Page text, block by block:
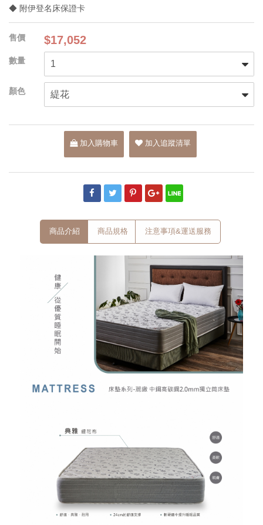
◆ 附伊登名床保證卡
$17,052
加入購物車 加入追蹤清單
商品介紹 商品規格 注意事項&運送服務